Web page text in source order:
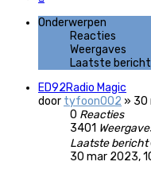
Onderwerpen
Reacties
Weergaves
Laatste bericht
ED92Radio Magic
door tyfoon002 » 30
0 Reacties
3401
Laatste bericht
30 mar 2023,